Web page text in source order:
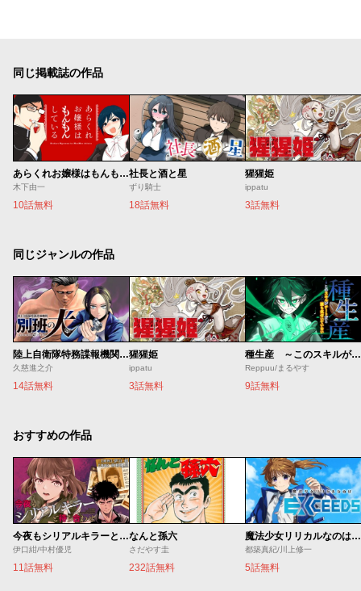
同じ掲載誌の作品
あらくれお嬢様はもんもんしている
木下由一
10話無料
社長と酒と星
ずり騎士
18話無料
猩猩姫
ippatu
3話無料
同じジャンルの作品
陸上自衛隊特務諜報機関 別班の犬
久慈進之介
14話無料
猩猩姫
ippatu
3話無料
種生産 ～このスキルがチートだとまだ誰も気付いていない～
Reppuu/まるやす
9話無料
おすすめの作品
今夜もシリアルキラーと待ち合わせ
伊口紺/中村優児
11話無料
なんと孫六
さだやす圭
232話無料
魔法少女リリカルなのは EXCEEDS
都築真紀/川上修一
5話無料